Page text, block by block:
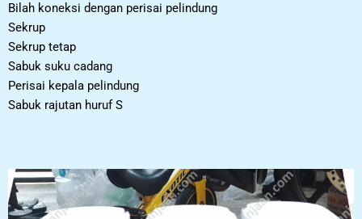
Bilah koneksi dengan perisai pelindung
Sekrup
Sekrup tetap
Sabuk suku cadang
Perisai kepala pelindung
Sabuk rajutan huruf S